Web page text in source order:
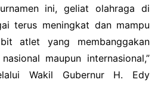
ini, geliat olahraga di
terus meningkat dan mampu
atlet yang membanggakan
maupun internasional,”
Wakil Gubernur H. Edy